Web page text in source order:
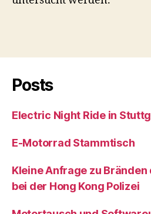
Posts
Electric Night Ride in
E-Motorrad Stammtisch
Kleine Anfrage zu
bei der Hong Kong Polizei